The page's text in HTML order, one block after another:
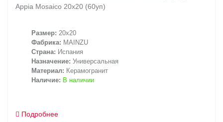
Appia Mosaico 20х20 (60уп)
Размер: 20x20
Фабрика: MAINZU
Страна: Испания
Назначение: Универсальная
Материал: Керамогранит
Наличие: В наличии
Подробнее